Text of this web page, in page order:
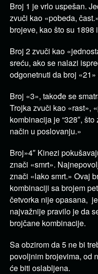
Broj 1 je vrlo uspešan.
zvuči kao «pobeda,
brojeve, kao što su 1898
Broj 2 zvuči kao
sreću, ako se nalazi
odgonetnuti da broj
Broj «3», takođe se
Trojka zvuči kao «rast»,
kombinacija je “328″,
način u poslovanju.»
Broj»4″ Kinezi
znači «smrt».
znači «lako smrt.» Ovaj
kombinaciji sa brojem
četvorka nije opasana,
najvažnije pravilo je da
brojčane kombinacije.
Sa obzirom da 5 ne bi
povoljnim brojevima, od
će biti oslabljena.